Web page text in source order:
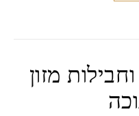
מזון